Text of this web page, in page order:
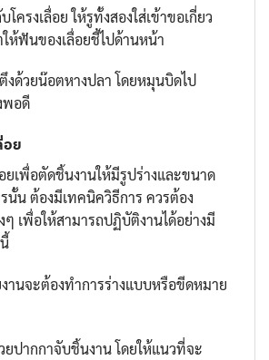
โครงเลื่อย ให้รูทั้งสองใส่เข้าขอเกี่ยว
ให้ฟันของเลื่อยชี้ไปด้านหน้า
งด้วยน๊อตหางปลา โดยหมุนบิดไป
พอดี
อย
ยเพื่อตัดชิ้นงานให้มีรูปร่างและขนาด
นั้น ต้องมีเทคนิควิธีการ ควรต้อง
เพื่อให้สามารถปฏิบัติงานได้อย่างมี
านจะต้องทำการร่างแบบหรือขีดหมาย
ปากกาจับชิ้นงาน โดยให้แนวที่จะ